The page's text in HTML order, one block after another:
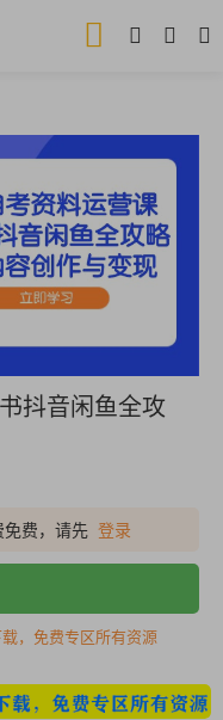
抖音闲鱼全攻
费，请先 登录
，免费专区所有资源